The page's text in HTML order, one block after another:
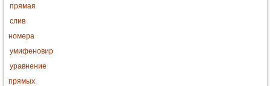
прямая
слив
номера
умифеновир
уравнение
прямых